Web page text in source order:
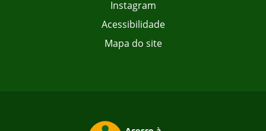
Instagram
Acessibilidade
Mapa do site